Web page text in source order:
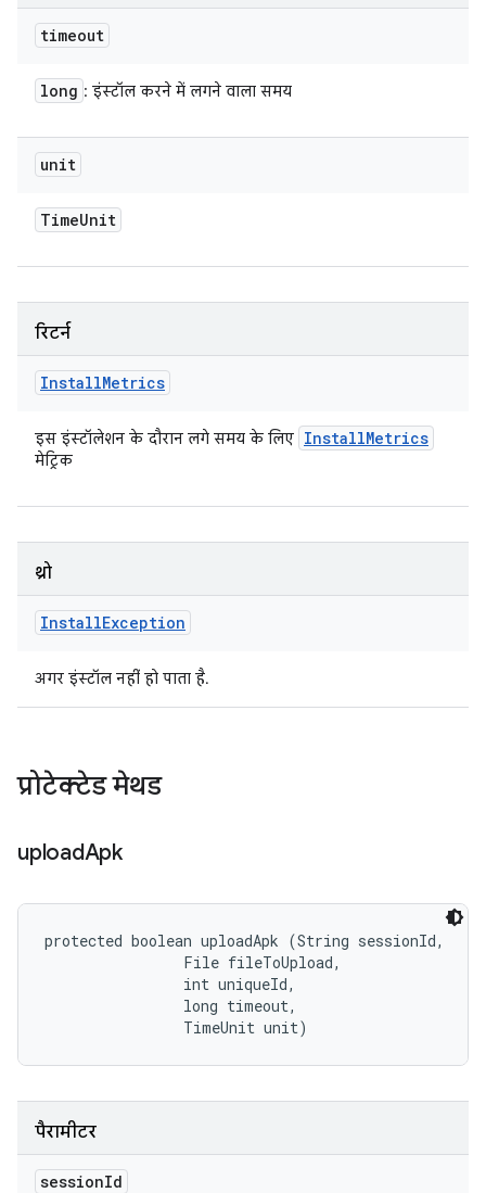
timeout
long : इंस्टॉल करने में लगने वाला समय
unit
TimeUnit
रिटर्न
InstallMetrics
इस इंस्टॉलेशन के दौरान लगे समय के लिए InstallMetrics
मेट्रिक
थ्रो
InstallException
अगर इंस्टॉल नहीं हो पाता है.
प्रोटेक्टेड मेथड
uploadApk
protected boolean uploadApk (String sessionId,
                File fileToUpload,
                int uniqueId,
                long timeout,
                TimeUnit unit)
पैरामीटर
sessionId